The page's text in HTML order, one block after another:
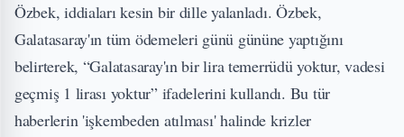
Özbek, iddiaları kesin bir dille yalanladı. Özbek,
Galatasaray'ın tüm ödemeleri günü gününe yaptığını
belirterek, “Galatasaray'ın bir lira temerrüdü yoktur, vadesi
geçmiş 1 lirası yoktur” ifadelerini kullandı. Bu tür
haberlerin 'işkembeden atılması' halinde krizler